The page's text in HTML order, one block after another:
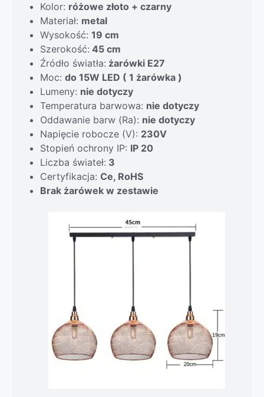
Kolor: różowe złoto + czarny
Materiał: metal
Wysokość: 19 cm
Szerokość: 45 cm
Źródło światła: żarówki E27
Moc: do 15W LED ( 1 żarówka )
Lumeny: nie dotyczy
Temperatura barwowa: nie dotyczy
Oddawanie barw (Ra): nie dotyczy
Napięcie robocze (V): 230V
Stopień ochrony IP: IP 20
Liczba świateł: 3
Certyfikacja: Ce, RoHS
Brak żarówek w zestawie